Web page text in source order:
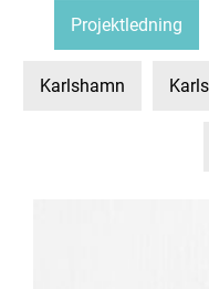
Projektledning
Karlshamn